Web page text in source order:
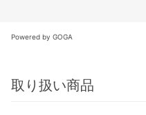
Powered by GOGA
取り扱い商品